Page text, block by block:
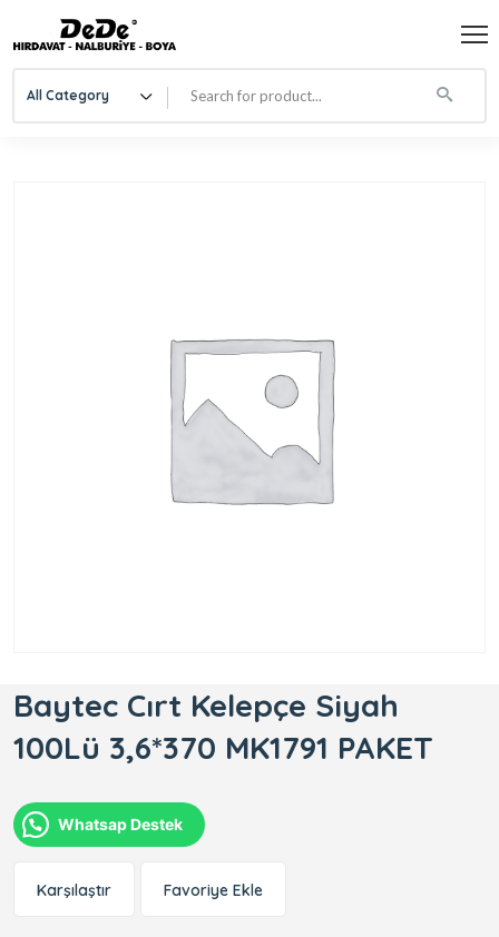
All Category
Baytec Cırt Kelepçe Siyah
100Lü 3,6*370 MK1791 PAKET
Whatsap Destek
Karşılaştır Favoriye Ekle